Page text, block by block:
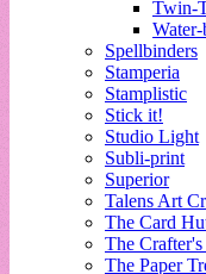
Twin-
Spellbinders
Stamperia
Stamplistic
Stick it!
Studio Light
Subli-print
Superior
Talens Art
The Card
The
The Paper